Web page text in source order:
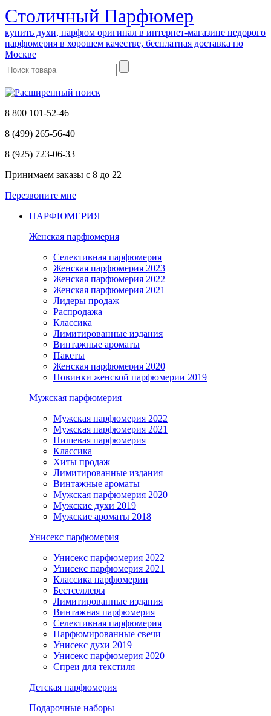
Cтоличный Парфюмер
купить духи, парфюм оригинал в интернет-магазине недорого
парфюмерия в хорошем качестве, бесплатная доставка по
Москве
8 800 101-52-46
8 (499) 265-56-40
8 (925) 723-06-33
Принимаем заказы с 8 до 22
Перезвоните мне
ПАРФЮМЕРИЯ
Женская парфюмерия
Селективная парфюмерия
Женская парфюмерия 2023
Женская парфюмерия 2022
Женская парфюмерия 2021
Лидеры продаж
Распродажа
Классика
Лимитированные издания
Винтажные ароматы
Пакеты
Женская парфюмерия 2020
Новинки женской парфюмерии 2019
Мужская парфюмерия
Мужская парфюмерия 2022
Мужская парфюмерия 2021
Нишевая парфюмерия
Классика
Хиты продаж
Лимитированные издания
Винтажные ароматы
Мужская парфюмерия 2020
Мужские духи 2019
Мужские ароматы 2018
Унисекс парфюмерия
Унисекс парфюмерия 2022
Унисекс парфюмерия 2021
Классика парфюмерии
Бестселлеры
Лимитированные издания
Винтажная парфюмерия
Селективная парфюмерия
Парфюмированные свечи
Унисекс духи 2019
Унисекс парфюмерия 2020
Спреи для текстиля
Детская парфюмерия
Подарочные наборы